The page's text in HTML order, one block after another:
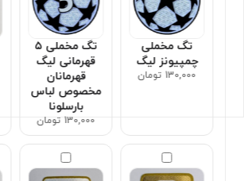
تگ مخملی
چمپیونز لیگ
130,000 تومان
تگ مخملی ۵
قهرمانی لیگ
قهرمانان
مخصوص لباس
بارسلونا
130,000 تومان